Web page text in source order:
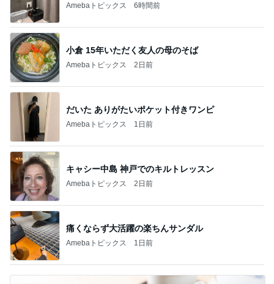
Amebaトピックス 6時間前
小倉 15年いただく友人の母のそば
Amebaトピックス 2日前
だいた ありがたいポケット付きワンピ
Amebaトピックス 1日前
キャシー中島 神戸でのキルトレッスン
Amebaトピックス 2日前
痛くならず大活躍の楽ちんサンダル
Amebaトピックス 1日前